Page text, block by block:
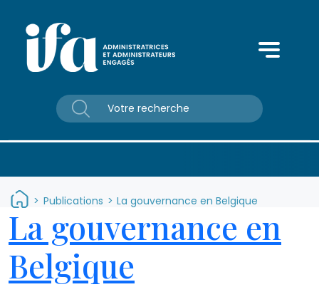
> Publications > La gouvernance en Belgique
La gouvernance en
Belgique